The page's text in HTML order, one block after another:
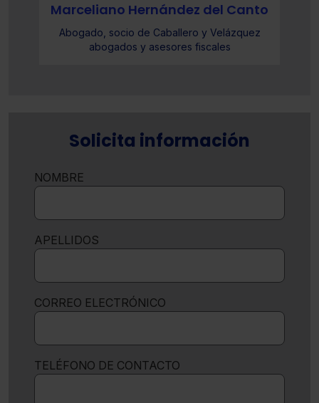
Marceliano Hernández del Canto
Abogado, socio de Caballero y Velázquez
abogados y asesores fiscales
Solicita información
NOMBRE
APELLIDOS
CORREO ELECTRÓNICO
TELÉFONO DE CONTACTO